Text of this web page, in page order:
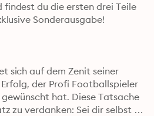
findest du die ersten drei Teile
Sonderausgabe!
sich auf dem Zenit seiner
der Profi Footballspieler
hat. Diese Tatsache
zu verdanken: Sei dir selbst